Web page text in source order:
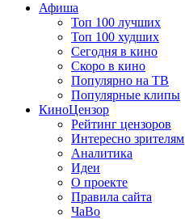
Афиша
Топ 100 лучших
Топ 100 худших
Сегодня в кино
Скоро в кино
Популярно на ТВ
Популярные клипы
КиноЦензор
Рейтинг цензоров
Интересно зрителям
Аналитика
Идеи
О проекте
Правила сайта
ЧаВо